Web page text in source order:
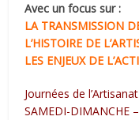
Avec un focus sur :
LA TRANSMISSION
L’HISTOIRE DE
LES ENJEUX DE
Journées de
SAMEDI-DIMANCHE